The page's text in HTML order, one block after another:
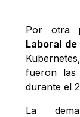
Por otra
Laboral de
fueron las
durante el
La